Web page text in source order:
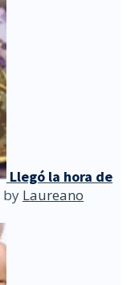
Llegó la hora de
by Laureano